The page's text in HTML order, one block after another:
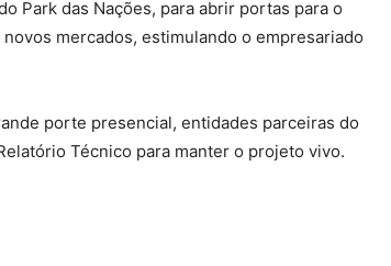
Park das Nações, para abrir portas para o
mercados, estimulando o empresariado
porte presencial, entidades parceiras do
Técnico para manter o projeto vivo.